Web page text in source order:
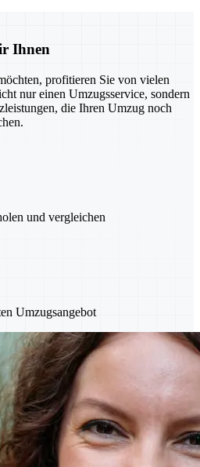
Ihnen
profitieren Sie von vielen
nur einen Umzugsservice, sondern
die Ihren Umzug noch
und vergleichen
Umzugsangebot